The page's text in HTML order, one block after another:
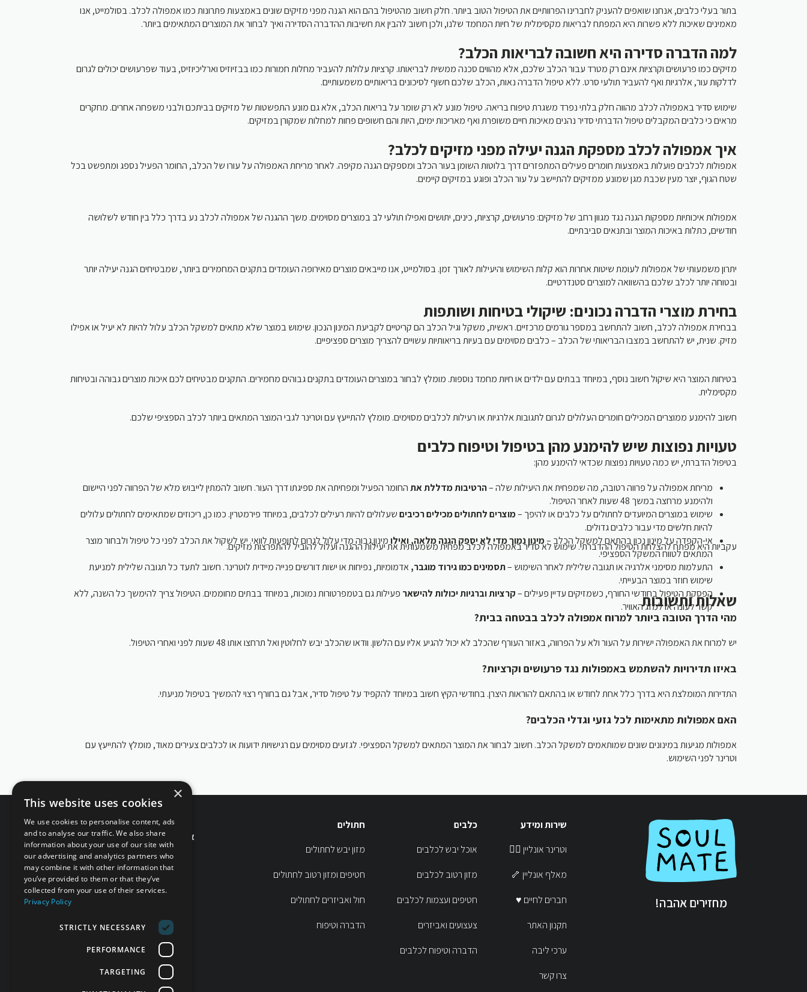
בתור בעלי כלבים, אנחנו שואפים להעניק לחברינו הפרוותיים את הטיפול הטוב ביותר. חלק חשוב מהטיפול בהם הוא הגנה מפני מזיקים שונים באמצעות פתרונות כמו אמפולה לכלב. בסולמייט, אנו
מאמינים שאיכות ללא פשרות היא המפתח לבריאות מקסימלית של חיות המחמד שלנו, ולכן חשוב להבין את חשיבות ההדברה הסדירה ואיך לבחור את המוצרים המתאימים ביותר.
למה הדברה סדירה היא חשובה לבריאות הכלב?
מזיקים כמו פרעושים וקרציות אינם רק מטרד עבור הכלב שלכם, אלא מהווים סכנה ממשית לבריאותו. קרציות עלולות להעביר מחלות חמורות כמו בבזיוזיס וארליכיוזיס, בעוד שפרעושים יכולים לגרום
לדלקות עור, אלרגיות ואף להעביר תולעי סרט. ללא טיפול הדברה נאות, הכלב שלכם חשוף לסיכונים בריאותיים משמעותיים.
שימוש סדיר באמפולה לכלב מהווה חלק בלתי נפרד משגרת טיפוח בריאה. טיפול מונע לא רק שומר על בריאות הכלב, אלא גם מונע התפשטות של מזיקים בביתכם ולבני משפחה אחרים. מחקרים
מראים כי כלבים המקבלים טיפול הדברתי סדיר נהנים מאיכות חיים משופרת ואף מאריכות ימים, היות והם חשופים פחות למחלות שמקורן במזיקים.
איך אמפולה לכלב מספקת הגנה יעילה מפני מזיקים לכלב?
אמפולות לכלבים פועלות באמצעות חומרים פעילים המתפזרים דרך בלוטות השומן בעור הכלב ומספקים הגנה מקיפה. לאחר מריחת האמפולה על עורו של הכלב, החומר הפעיל נספג ומתפשט בכל
שטח הגוף, יוצר מעין שכבת מגן שמונע ממזיקים להתיישב על עור הכלב ופוגע במזיקים קיימים.
אמפולות איכותיות מספקות הגנה נגד מגוון רחב של מזיקים: פרעושים, קרציות, כינים, יתושים ואפילו תולעי לב במוצרים מסוימים. משך ההגנה של אמפולה לכלב נע בדרך כלל בין חודש לשלושה
חודשים, כתלות באיכות המוצר ובתנאים סביבתיים.
יתרון משמעותי של אמפולות לעומת שיטות אחרות הוא קלות השימוש והיעילות לאורך זמן. בסולמייט, אנו מייבאים מוצרים מאירופה העומדים בתקנים המחמירים ביותר, שמבטיחים הגנה יעילה יותר
ובטוחה יותר לכלב שלכם בהשוואה למוצרים סטנדרטיים.
בחירת מוצרי הדברה נכונים: שיקולי בטיחות ושותפות
בבחירת אמפולה לכלב, חשוב להתחשב במספר גורמים מרכזיים. ראשית, משקל וגיל הכלב הם קריטיים לקביעת המינון הנכון. שימוש במוצר שלא מתאים למשקל הכלב עלול להיות לא יעיל או אפילו
מזיק. שנית, יש להתחשב במצבו הבריאותי של הכלב – כלבים מסוימים עם בעיות בריאותיות עשויים להצריך מוצרים ספציפיים.
בטיחות המוצר היא שיקול חשוב נוסף, במיוחד בבתים עם ילדים או חיות מחמד נוספות. מומלץ לבחור במוצרים העומדים בתקנים גבוהים מחמירים. התקנים מבטיחים לכם איכות מוצרים גבוהה ובטיחות
מקסימלית.
חשוב להימנע ממוצרים המכילים חומרים העלולים לגרום לתגובות אלרגיות או רעילות לכלבים מסוימים. מומלץ להתייעץ עם וטרינר לגבי המוצר המתאים ביותר לכלב הספציפי שלכם.
טעויות נפוצות שיש להימנע מהן בטיפול וטיפוח כלבים
בטיפול הדברתי, יש כמה טעויות נפוצות שכדאי להימנע מהן:
מריחת אמפולה על פרווה רטובה, מה שמפחית את היעילות שלה –הרטיבות מדללת אתהחומר הפעיל ומפחיתה את ספיגתו דרך העור. חשוב להמתין לייבוש מלא של הפרווה לפני היישום
ולהימנע מרחצה במשך 48 שעות לאחר הטיפול.
שימוש במוצרים המיועדים לחתולים על כלבים או להיפך –מוצרים לחתולים מכילים רכיביםשעלולים להיות רעילים לכלבים, במיוחד פירמטרין. כמו כן, ריכוזים שמתאימים לחתולים עלולים
להיות חלשים מדי עבור כלבים גדולים.
אי-הקפדה על מינון נכון בהתאם למשקל הכלב –מינון נמוך מדי לא יספק הגנה מלאה, ואילומינון גבוה מדי עלול לגרום לתופעות לוואי. יש לשקול את הכלב לפני כל טיפול ולבחור מוצר
המתאים לטווח המשקל הספציפי.
התעלמות מסימני אלרגיה או תגובה שלילית לאחר השימוש –תסמינים כמו גירוד מוגבר,אדמומיות, נפיחות או ישות דורשים פנייה מיידית לוטרינר. חשוב לתעד כל תגובה שלילית למניעת
שימוש חוזר במוצר הבעייתי.
הפסקת הטיפול בחודשי החורף, כשמזיקים עדיין פעילים –קרציות וברגיות יכולות להישאר פעילות גם בטמפרטורות נמוכות, במיוחד בבתים מחוממים. הטיפול צריך להימשך כל השנה, ללא
קשר לעונה או למזג האוויר.
עקביות היא מפתח להצלחת הטיפול ההדברתי. שימוש לא סדיר באמפולה לכלב מפחית משמעותית את יעילות ההגנה ועלול להוביל להתפרצות מזיקים.
שאלות ותשובות
מהי הדרך הטובה ביותר למרוח אמפולה לכלב בבטחה בבית?
יש למרוח את האמפולה ישירות על העור ולא על הפרווה, באזור העורף שהכלב לא יכול להגיע אליו עם הלשון. וודאו שהכלב יבש לחלוטין ואל תרחצו אותו 48 שעות לפני ואחרי הטיפול.
באיזו תדירויות להשתמש באמפולות נגד פרעושים וקרציות?
התדירות המומלצת היא בדרך כלל אחת לחודש או בהתאם להוראות היצרן. בחודשי הקיץ חשוב במיוחד להקפיד על טיפול סדיר, אבל גם בחורף רצוי להמשיך בטיפול מניעתי.
האם אמפולות מתאימות לכל גזעי וגדלי הכלבים?
אמפולות מגיעות במינונים שונים שמותאמים למשקל הכלב. חשוב לבחור את המוצר המתאים למשקל הספציפי. לגזעים מסוימים עם רגישויות ידועות או לכלבים צעירים מאוד, מומלץ להתייעץ עם
וטרינר לפני השימוש.
מחזירים אהבה!
שירות ומידע
וטרינר אונליין 👩‍⚕️
מאלף אונליין 🦴
חברים לחיים ♥
תקנון האתר
ערכי ליבה
צרו קשר
כלבים
אוכל יבש לכלבים
מזון רטוב לכלבים
חטיפים ועצמות לכלבים
צעצועים ואביזרים
הדברה וטיפוח לכלבים
חתולים
מזון יבש לחתולים
חטיפים ומזון רטוב לחתולים
חול ואביזרים לחתולים
הדברה וטיפוח
זמינים לשירותך!
אפשר גם בטלפון 077-998-5397
6808*
עקבו אחרינו
×
This website uses cookies
We use cookies to personalise content, ads
and to analyse our traffic. We also share
information about your use of our site with
our advertising and analytics partners who
may combine it with other information that
you’ve provided to them or that they’ve
collected from your use of their services.
Privacy Policy
STRICTLY NECESSARY
PERFORMANCE
TARGETING